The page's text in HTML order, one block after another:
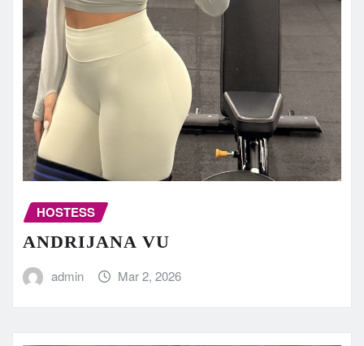
HOSTESS
ANDRIJANA VU
admin Mar 2, 2026